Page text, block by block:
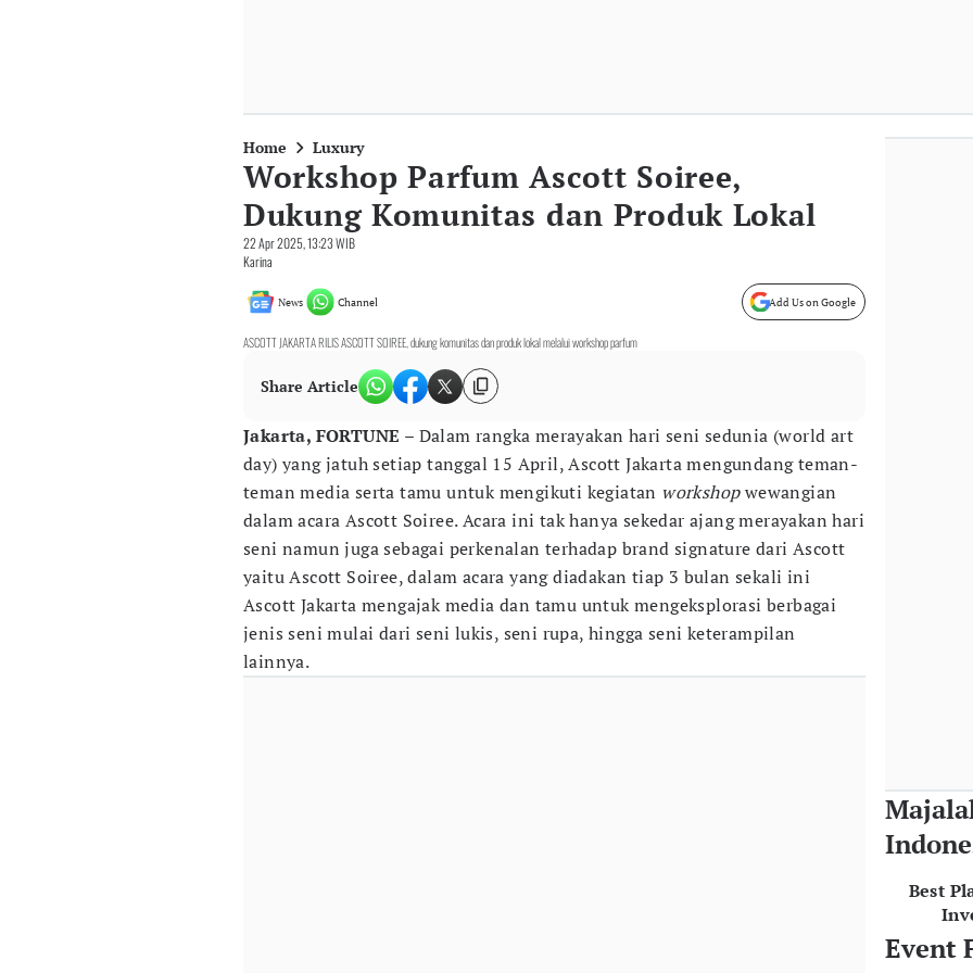
Home Luxury
Workshop Parfum Ascott Soiree,
Dukung Komunitas dan Produk Lokal
22 Apr 2025, 13:23 WIB
Karina
News Channel Add Us on Google
ASCOTT JAKARTA RILIS ASCOTT SOIREE, dukung komunitas dan produk lokal melalui workshop parfum
Share Article
Jakarta, FORTUNE – Dalam rangka merayakan hari seni sedunia (world art
day) yang jatuh setiap tanggal 15 April, Ascott Jakarta mengundang teman-
teman media serta tamu untuk mengikuti kegiatan workshopwewangian
dalam acara Ascott Soiree. Acara ini tak hanya sekedar ajang merayakan hari
seni namun juga sebagai perkenalan terhadap brand signature dari Ascott
yaitu Ascott Soiree, dalam acara yang diadakan tiap 3 bulan sekali ini
Ascott Jakarta mengajak media dan tamu untuk mengeksplorasi berbagai
jenis seni mulai dari seni lukis, seni rupa, hingga seni keterampilan
lainnya.
Best
Event